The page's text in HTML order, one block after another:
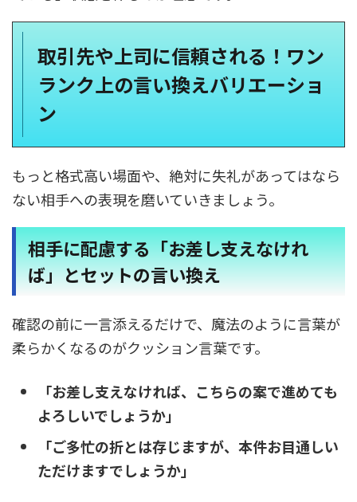
取引先や上司に信頼される！ワン
ランク上の言い換えバリエーショ
ン
もっと格式高い場面や、絶対に失礼があってはなら
ない相手への表現を磨いていきましょう。
相手に配慮する「お差し支えなけれ
ば」とセットの言い換え
確認の前に一言添えるだけで、魔法のように言葉が
柔らかくなるのがクッション言葉です。
「お差し支えなければ、こちらの案で進めても
よろしいでしょうか」
「ご多忙の折とは存じますが、本件お目通しい
ただけますでしょうか」